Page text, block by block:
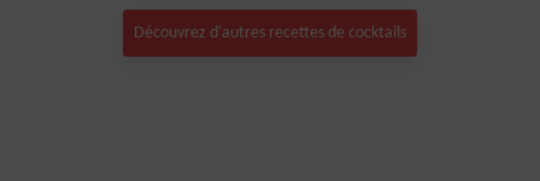
Découvrez d'autres recettes de cocktails